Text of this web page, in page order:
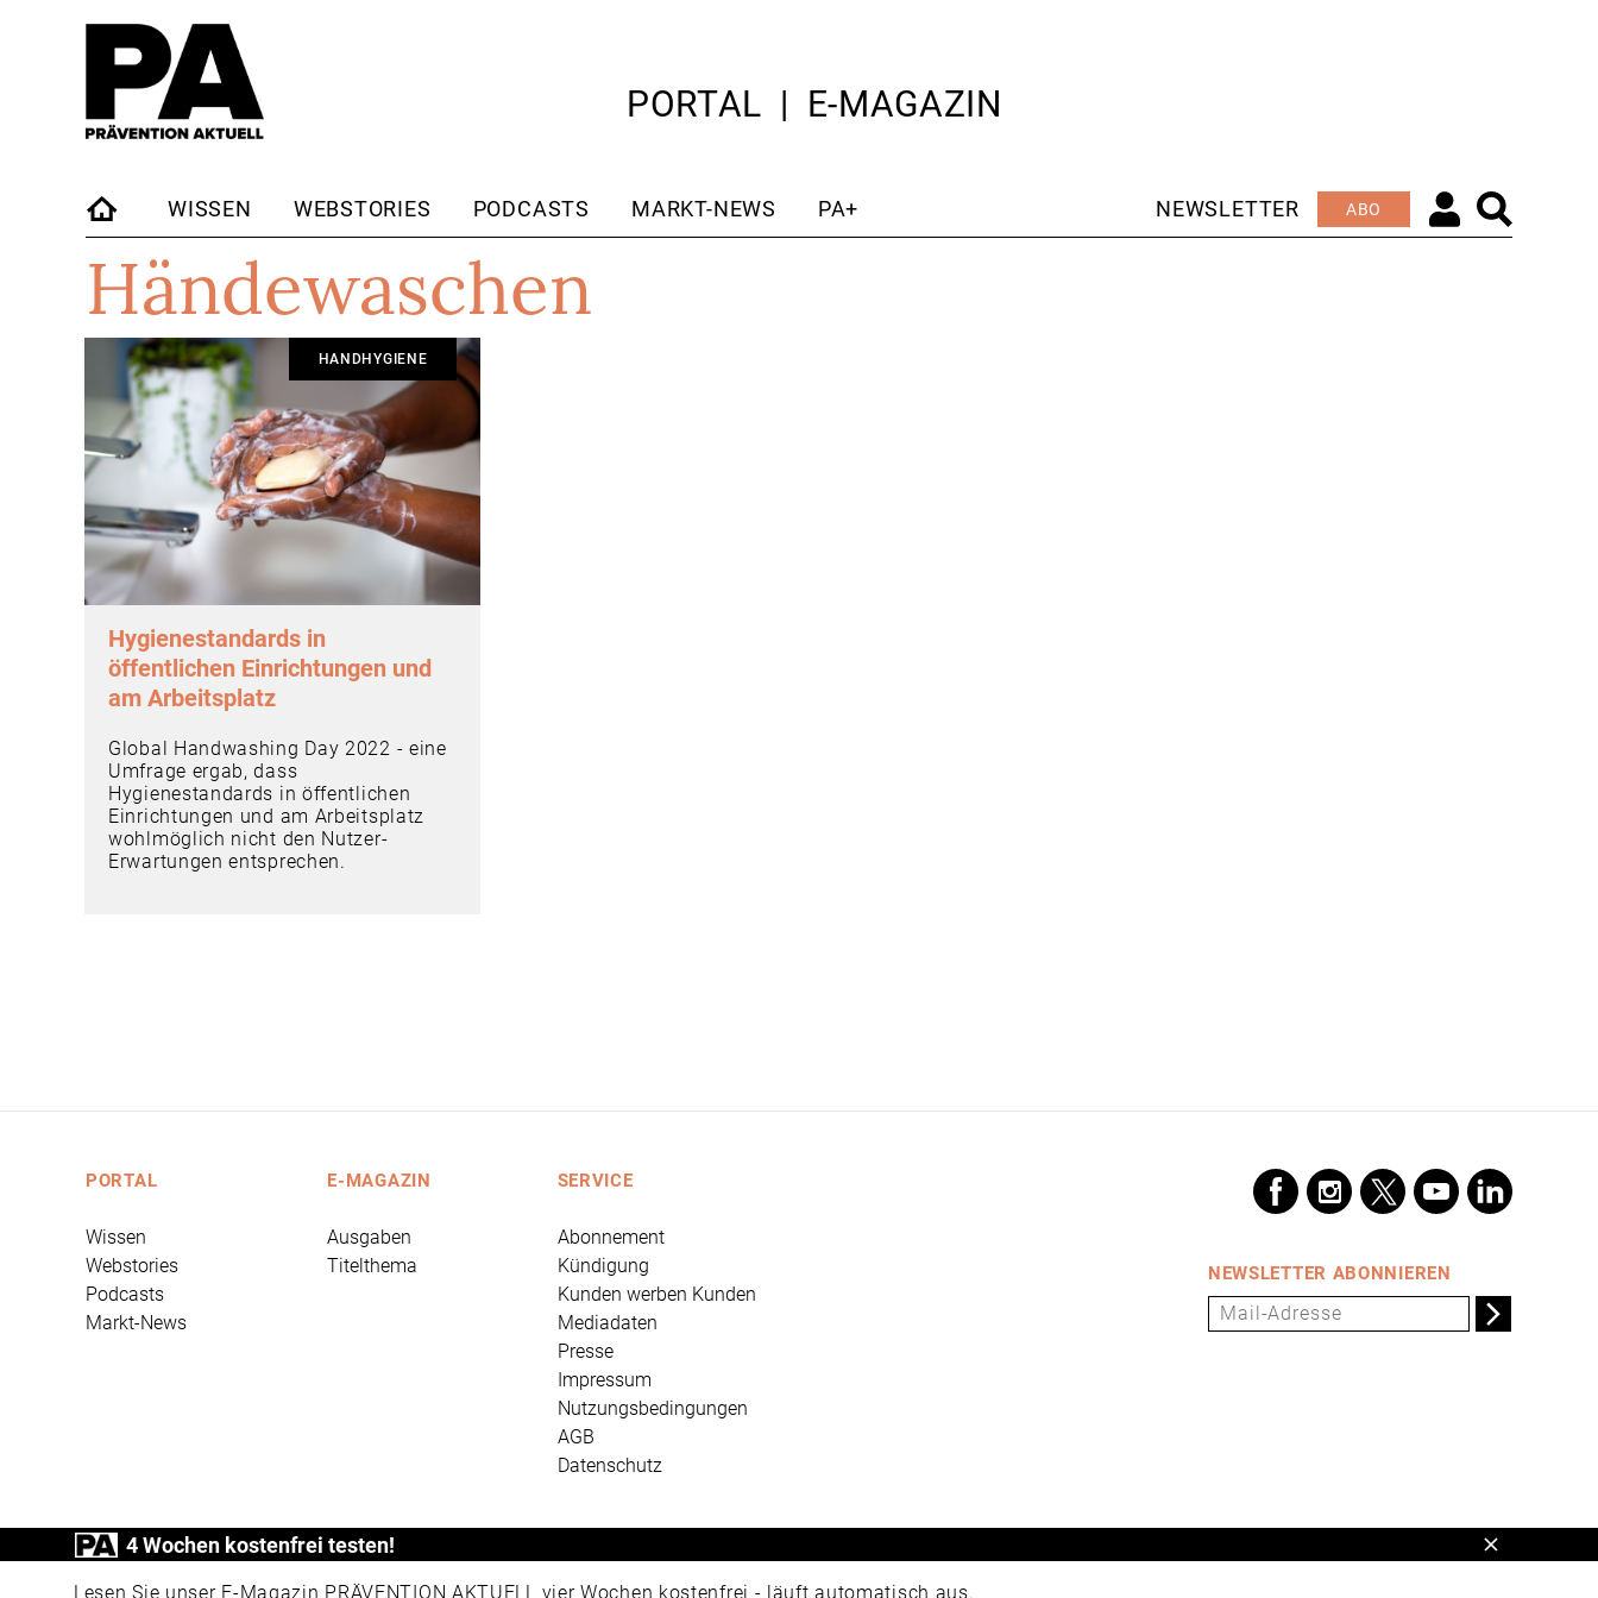
PORTAL E-MAGAZIN
STARTSEITE
WISSEN WEBSTORIES PODCASTS MARKT-NEWS PA+ NEWSLETTER ABO
Händewaschen
HANDHYGIENE
Hygienestandards in
öffentlichen Einrichtungen und
am Arbeitsplatz
Global Handwashing Day 2022 - eine
Umfrage ergab, dass
Hygienestandards in öffentlichen
Einrichtungen und am Arbeitsplatz
wohlmöglich nicht den Nutzer-
Erwartungen entsprechen.
PORTAL
Wissen
Webstories
Podcasts
Markt-News
E-MAGAZIN
Ausgaben
Titelthema
SERVICE
Abonnement
Kündigung
Kunden werben Kunden
Mediadaten
Presse
Impressum
Nutzungsbedingungen
AGB
Datenschutz
NEWSLETTER ABONNIEREN
4 Wochen kostenfrei testen!
Lesen Sie unser E-Magazin PRÄVENTION AKTUELL vier Wochen kostenfrei - läuft automatisch aus.
Schließen